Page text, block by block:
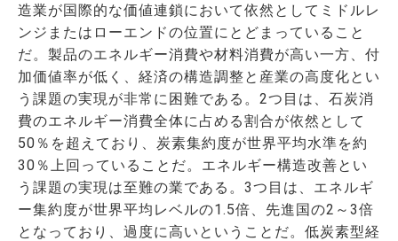
造業が国際的な価値連鎖において依然としてミドルレ
ンジまたはローエンドの位置にとどまっていること
だ。製品のエネルギー消費や材料消費が高い一方、付
加価値率が低く、経済の構造調整と産業の高度化とい
う課題の実現が非常に困難である。2つ目は、石炭消
費のエネルギー消費全体に占める割合が依然として
50％を超えており、炭素集約度が世界平均水準を約
30％上回っていることだ。エネルギー構造改善とい
う課題の実現は至難の業である。3つ目は、エネルギ
ー集約度が世界平均レベルの1.5倍、先進国の2～3倍
となっており、過度に高いということだ。低炭素型経